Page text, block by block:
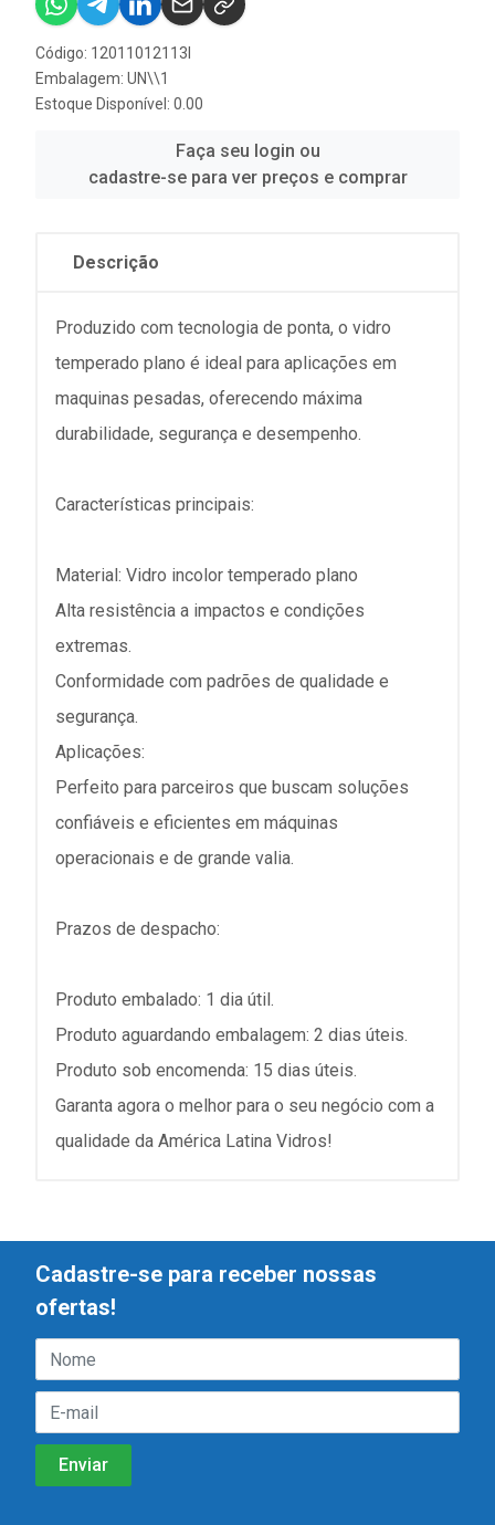
Código: 12011012113I
Embalagem: UN\\1
Estoque Disponível: 0.00
Faça seu login ou
cadastre-se para ver preços e comprar
Descrição
Produzido com tecnologia de ponta, o vidro
temperado plano é ideal para aplicações em
maquinas pesadas, oferecendo máxima
durabilidade, segurança e desempenho.
Características principais:
Material: Vidro incolor temperado plano
Alta resistência a impactos e condições
extremas.
Conformidade com padrões de qualidade e
segurança.
Aplicações:
Perfeito para parceiros que buscam soluções
confiáveis e eficientes em máquinas
operacionais e de grande valia.
Prazos de despacho:
Produto embalado: 1 dia útil.
Produto aguardando embalagem: 2 dias úteis.
Produto sob encomenda: 15 dias úteis.
Garanta agora o melhor para o seu negócio com a
qualidade da América Latina Vidros!
Cadastre-se para receber nossas
ofertas!